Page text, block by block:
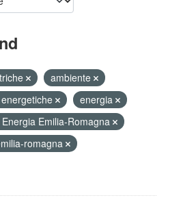
ambiente
energia
Emilia-Romagna
romagna